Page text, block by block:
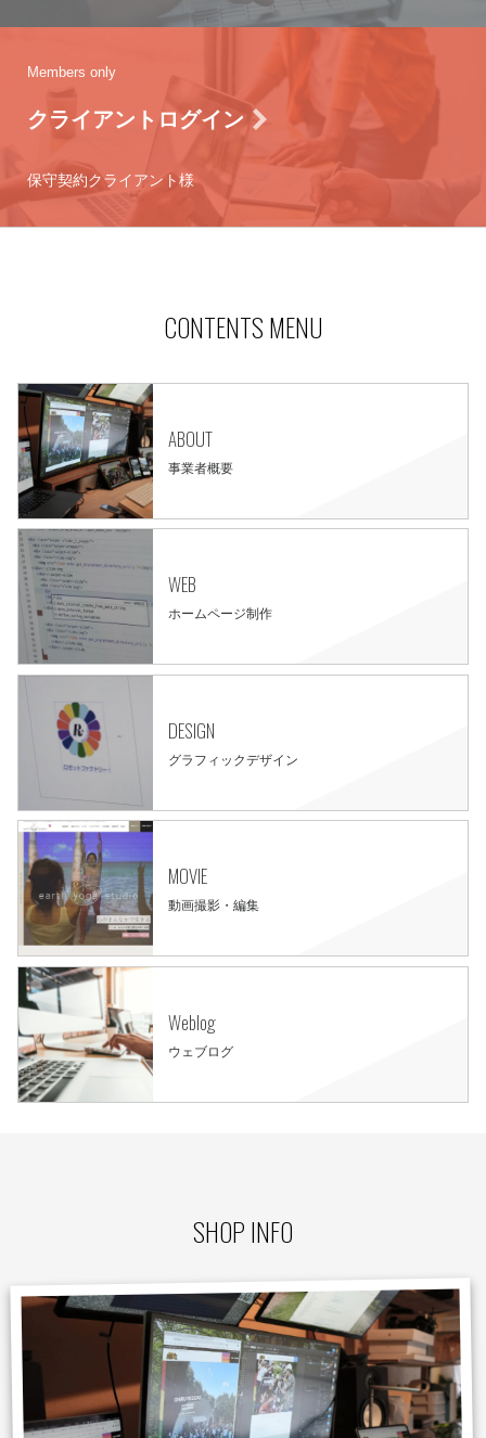
Members only
クライアントログイン
保守契約クライアント様
CONTENTS MENU
ABOUT
事業者概要
WEB
ホームページ制作
DESIGN
グラフィックデザイン
MOVIE
動画撮影・編集
Weblog
ウェブログ
SHOP INFO